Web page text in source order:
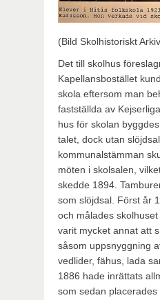
(Bild Skolhistoriskt
Det till skolhus
Kapellansbostället
skola eftersom man
fastställda av
hus för skolan
talet, dock utan
kommunalstämman
möten i skolsalen,
skedde 1894.
som slöjdsal. Först år
och målades
varit mycket annat att
såsom uppsnyggning
vedlider, fähus, lada
1886 hade inrättats
som sedan placerades